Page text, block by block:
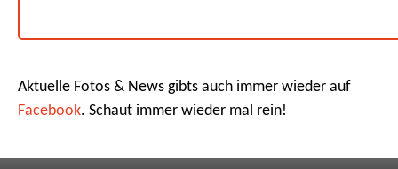
Aktuelle Fotos & News gibts auch immer wieder auf
Facebook. Schaut immer wieder mal rein!